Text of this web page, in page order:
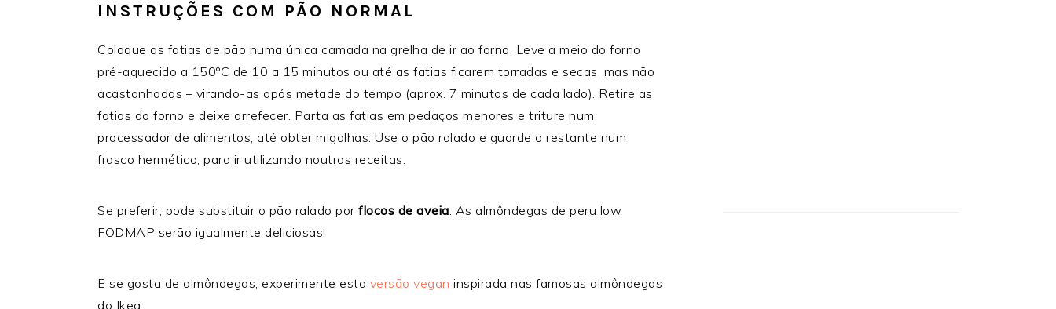
INSTRUÇÕES COM PÃO NORMAL
Coloque as fatias de pão numa única camada na grelha de ir ao forno. Leve a meio do forno
pré-aquecido a 150ºC de 10 a 15 minutos ou até as fatias ficarem torradas e secas, mas não
acastanhadas – virando-as após metade do tempo (aprox. 7 minutos de cada lado). Retire as
fatias do forno e deixe arrefecer. Parta as fatias em pedaços menores e triture num
processador de alimentos, até obter migalhas. Use o pão ralado e guarde o restante num
frasco hermético, para ir utilizando noutras receitas.
Se preferir, pode substituir o pão ralado por flocos de aveia. As almôndegas de peru low
FODMAP serão igualmente deliciosas!
E se gosta de almôndegas, experimente esta versão vegan inspirada nas famosas almôndegas
do Ikea.